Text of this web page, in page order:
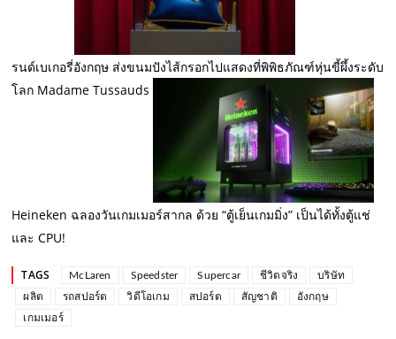
รนด์เบเกอรี่อังกฤษ ส่งขนมปังไส้กรอกไปแสดงที่พิพิธภัณฑ์หุ่นขี้ผึ้งระดับ
โลก Madame Tussauds
Heineken ฉลองวันเกมเมอร์สากล ด้วย “ตู้เย็นเกมมิ่ง” เป็นได้ทั้งตู้แช่
และ CPU!
TAGS McLaren Speedster Supercar ชีวิตจริง
บริษัท
ผลิต
รถสปอร์ต วิดีโอเกม สปอร์ต สัญชาติ
อังกฤษ
เกมเมอร์